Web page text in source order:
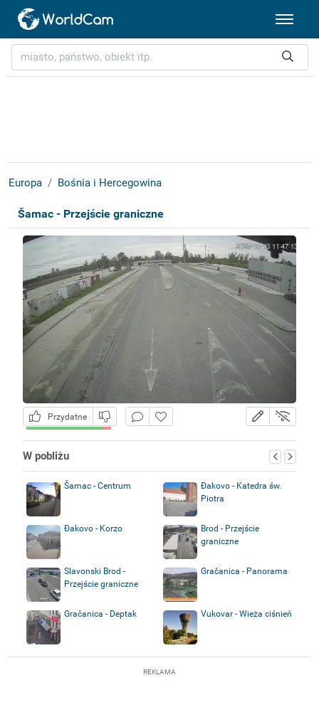
Europa Bośnia i Hercegowina
Šamac - Przejście graniczne
Przydatne
W pobliżu
Šamac - Centrum
Đakovo - Katedra św.
Piotra
Đakovo - Korzo
Brod - Przejście
graniczne
Slavonski Brod -
Przejście graniczne
Gračanica - Panorama
Gračanica - Deptak Vukovar - Wieża ciśnień
REKLAMA